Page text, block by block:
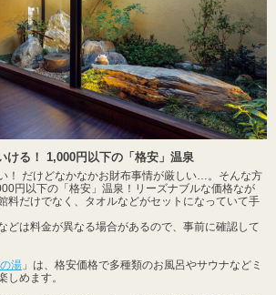
ける！ 1,000円以下の「格安」温泉
！ だけどなかなかお財布事情が厳しい…。そんな方
円以下の「格安」温泉！リーズナブルな価格なが
だけでなく、タオルなどがセットになっていて手
どは料金が異なる場合があるので、事前に確認して
湯 」は、格安価格で多種類のお風呂やサウナなどミ
しめます。